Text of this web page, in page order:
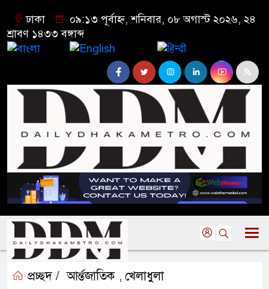
ঢাকা
০৯:১৩ পূর্বাহ্ন, শনিবার, ০৮ অগাস্ট ২০২৬, ২৪
শ্রাবণ ১৪৩৩ বঙ্গাব্দ
প্রচ্ছদ / আর্ন্তজাতিক , খেলাধুলা